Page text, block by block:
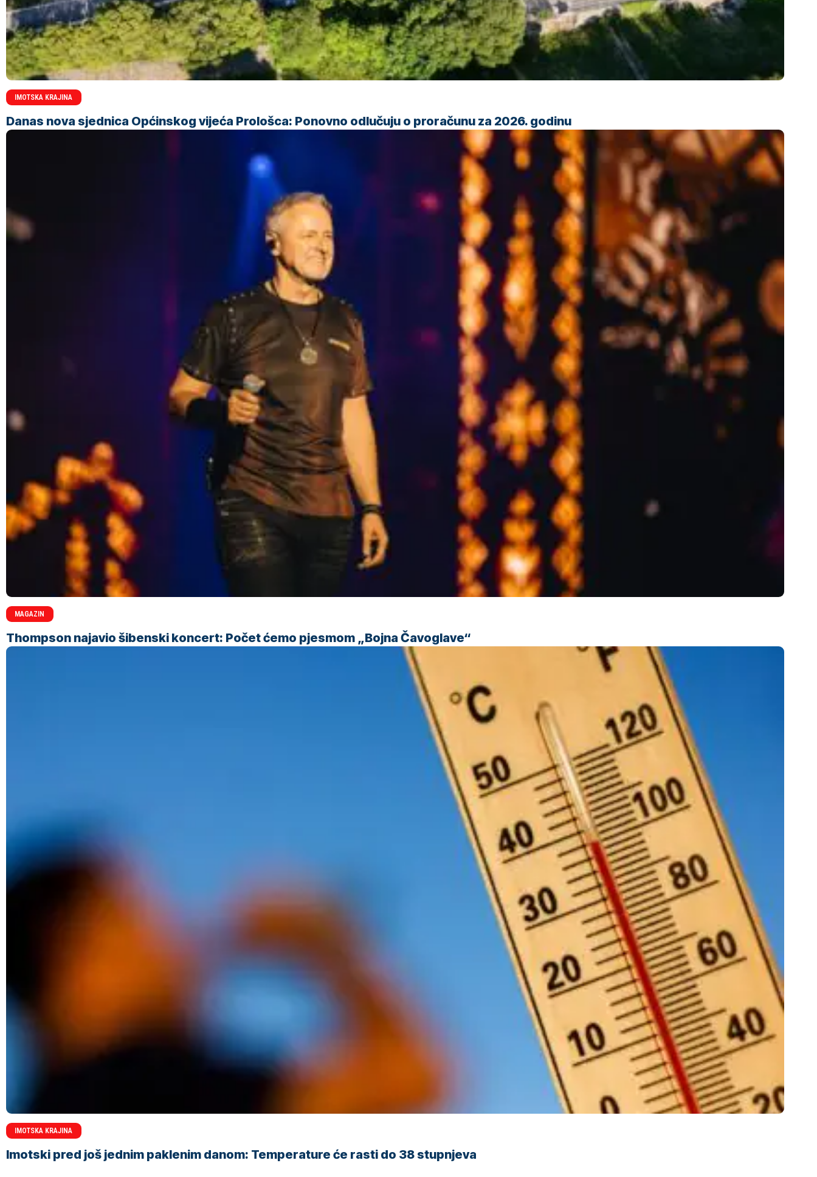
IMOTSKA KRAJINA
Danas nova sjednica Općinskog vijeća Prološca: Ponovno odlučuju o proračunu za 2026. godinu
MAGAZIN
Thompson najavio šibenski koncert: Počet ćemo pjesmom „Bojna Čavoglave“
IMOTSKA KRAJINA
Imotski pred još jednim paklenim danom: Temperature će rasti do 38 stupnjeva